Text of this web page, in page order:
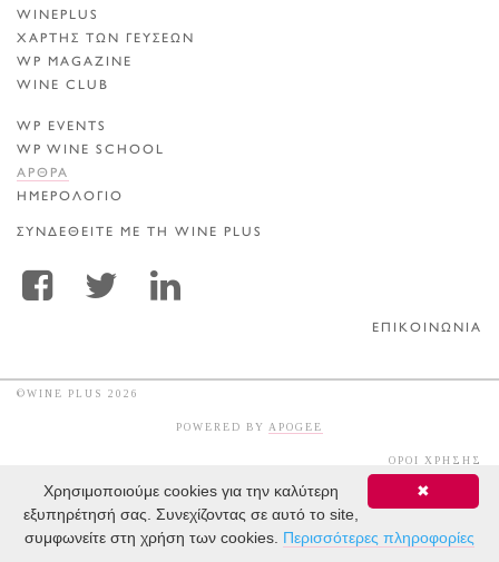
WINEPLUS
ΧΑΡΤΗΣ ΤΩΝ ΓΕΥΣΕΩΝ
WP MAGAZINE
WINE CLUB
WP EVENTS
WP WINE SCHOOL
ΑΡΘΡΑ
ΗΜΕΡΟΛΟΓΙΟ
ΣΥΝΔΕΘΕΙΤΕ ΜΕ ΤΗ WINE PLUS
ΕΠΙΚΟΙΝΩΝΙΑ
©WINE PLUS 2026
POWERED BY APOGEE
ΟΡΟΙ ΧΡΗΣΗΣ
✖
Χρησιμοποιούμε cookies για την καλύτερη
εξυπηρέτησή σας. Συνεχίζοντας σε αυτό το site,
συμφωνείτε στη χρήση των cookies. Περισσότερες πληροφορίες